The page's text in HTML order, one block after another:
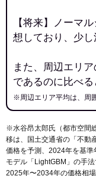
【将来】ノーマ
想しており、少し
また、周辺エリ
であるのに比べる
※周辺エリア平均は、周
※水谷昂太郎氏（都市空間
移は、国土交通省の「 不動
価格を予測、2024年を基準
モデル「LightGBM」の手
2025年〜2034年の価格相